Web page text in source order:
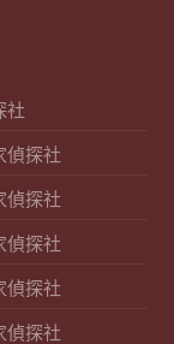
社
偵探社
偵探社
偵探社
偵探社
偵探社